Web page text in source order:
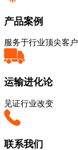
产品案例
服务于行业顶尖客户
运输进化论
见证行业改变
联系我们